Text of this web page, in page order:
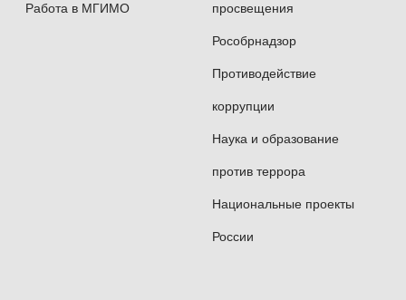
Работа в МГИМО просвещения
Рособрнадзор
Противодействие
коррупции
Наука и образование
против террора
Национальные проекты
России